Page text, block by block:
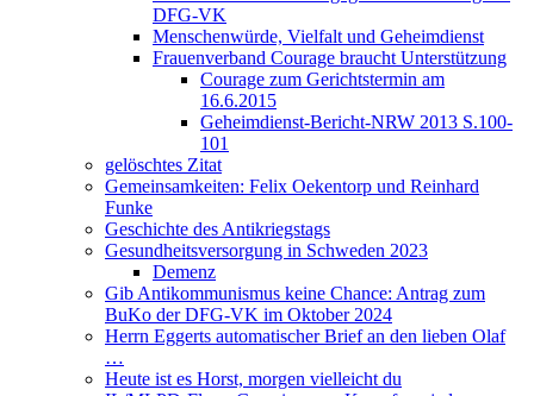
DFG-VK
Menschenwürde, Vielfalt und Geheimdienst
Frauenverband Courage braucht Unterstützung
Courage zum Gerichtstermin am
16.6.2015
Geheimdienst-Bericht-NRW 2013 S.100-
101
gelöschtes Zitat
Gemeinsamkeiten: Felix Oekentorp und Reinhard
Funke
Geschichte des Antikriegstags
Gesundheitsversorgung in Schweden 2023
Demenz
Gib Antikommunismus keine Chance: Antrag zum
BuKo der DFG-VK im Oktober 2024
Herrn Eggerts automatischer Brief an den lieben Olaf
…
Heute ist es Horst, morgen vielleicht du